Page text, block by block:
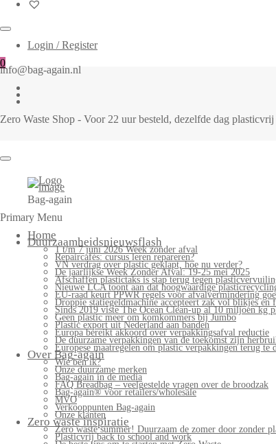
Login / Register
0
info@bag-again.nl
Zero Waste Shop - Voor 22 uur besteld, dezelfde dag
Bag-again
Primary Menu
Home
Duurzaamheidsnieuwsflash
1 t/m 7 juni 2026 Week zonder afval
Repaircafés: cursus leren repareren?
VN verdrag over plastic geklapt, hoe nu verder?
De jaarlijkse Week Zonder Afval: 19-25 mei 2025
Afschaffen plastictaks is stap terug tegen
Nieuwe LCA toont aan dat hoogwaardige
EU-raad keurt PPWR regels voor afvalvermindering
Droppie statiegeldmachine accepteert zak vol blikjes en
Sinds 2019 viste The Ocean Clean-up al 10 miljoen kg
Geen plastic meer om komkommers bij Jumbo
Plastic export uit Nederland aan banden
Europa bereikt akkoord over verpakkingsafval reductie
De duurzame verpakkingen van de toekomst zijn
Europese maatregelen om plastic verpakkingen terug te
Over Bag-again
Wie ben ik?
Onze duurzame merken
Bag-again in de media
FAQ Breadbag – veelgestelde vragen over de broodzak
Bag-again® voor retailers/wholesale
MVO
Verkooppunten Bag-again
Onze klanten
Zero waste inspiratie
Zero waste summer! Duurzaam de zomer door zonder
Plasticvrij back to school and work